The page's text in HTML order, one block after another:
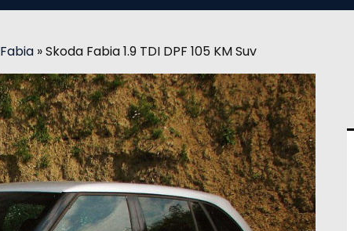
Fabia »Skoda Fabia 1.9 TDI DPF 105 KM Suv